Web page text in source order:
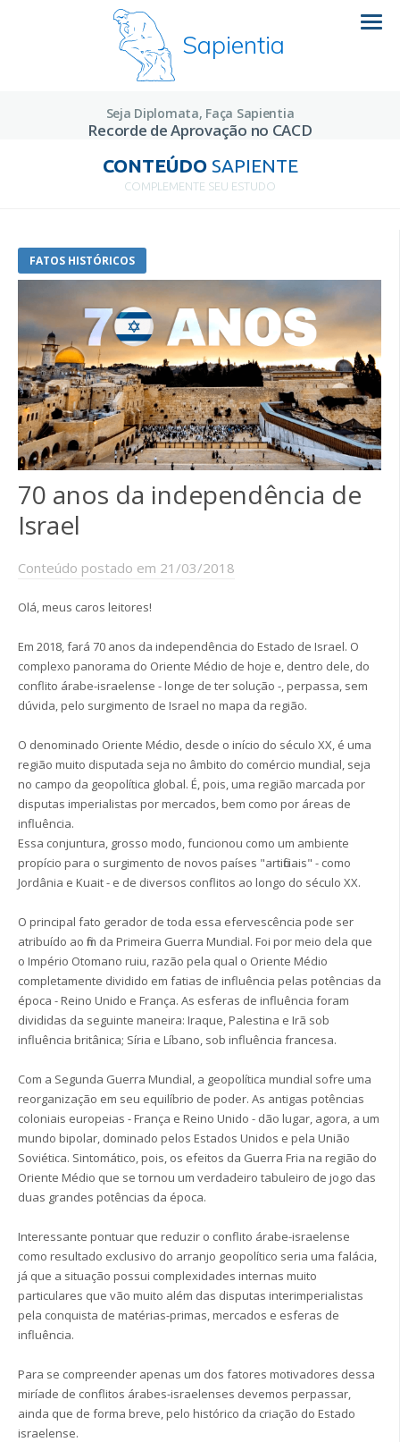
Sapientia
Seja Diplomata, Faça Sapientia
Recorde de Aprovação no CACD
CONTEÚDOSAPIENTE
COMPLEMENTE SEU ESTUDO
FATOS HISTÓRICOS
70 anos da independência de
Israel
Conteúdo postado em 21/03/2018
Olá, meus caros leitores!
Em 2018, fará 70 anos da independência do Estado de Israel. O
complexo panorama do Oriente Médio de hoje e, dentro dele, do
conflito árabe-israelense - longe de ter solução -, perpassa, sem
dúvida, pelo surgimento de Israel no mapa da região.
O denominado Oriente Médio, desde o início do século XX, é uma
região muito disputada seja no âmbito do comércio mundial, seja
no campo da geopolítica global. É, pois, uma região marcada por
disputas imperialistas por mercados, bem como por áreas de
influência.
Essa conjuntura, grosso modo, funcionou como um ambiente
propício para o surgimento de novos países "artificiais" - como
Jordânia e Kuait - e de diversos conflitos ao longo do século XX.
O principal fato gerador de toda essa efervescência pode ser
atribuído ao fim da Primeira Guerra Mundial. Foi por meio dela que
o Império Otomano ruiu, razão pela qual o Oriente Médio
completamente dividido em fatias de influência pelas potências da
época - Reino Unido e França. As esferas de influência foram
divididas da seguinte maneira: Iraque, Palestina e Irã sob
influência britânica; Síria e Líbano, sob influência francesa.
Com a Segunda Guerra Mundial, a geopolítica mundial sofre uma
reorganização em seu equilíbrio de poder. As antigas potências
coloniais europeias - França e Reino Unido - dão lugar, agora, a um
mundo bipolar, dominado pelos Estados Unidos e pela União
Soviética. Sintomático, pois, os efeitos da Guerra Fria na região do
Oriente Médio que se tornou um verdadeiro tabuleiro de jogo das
duas grandes potências da época.
Interessante pontuar que reduzir o conflito árabe-israelense
como resultado exclusivo do arranjo geopolítico seria uma falácia,
já que a situação possui complexidades internas muito
particulares que vão muito além das disputas interimperialistas
pela conquista de matérias-primas, mercados e esferas de
influência.
Para se compreender apenas um dos fatores motivadores dessa
miríade de conflitos árabes-israelenses devemos perpassar,
ainda que de forma breve, pelo histórico da criação do Estado
israelense.